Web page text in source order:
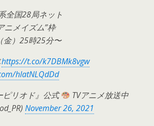
全国28局ネット
ニメイズム”枠
金）25時25分〜
https://t.co/k7DBMk8vgw
hlatNLQdDd
リオド』公式
TVアニメ放送中
November 26, 2021